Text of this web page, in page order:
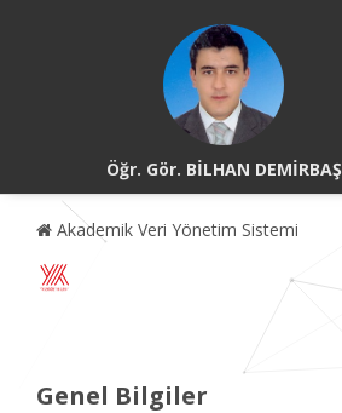
Öğr. Gör. BİLHAN DEMİRBAŞ
Akademik Veri Yönetim Sistemi
Genel Bilgiler